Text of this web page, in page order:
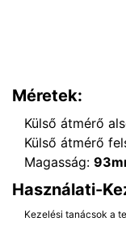
Méretek:
Külső átmérő
Külső átmérő
Magasság:
Használati-
Kezelési tanácsok a